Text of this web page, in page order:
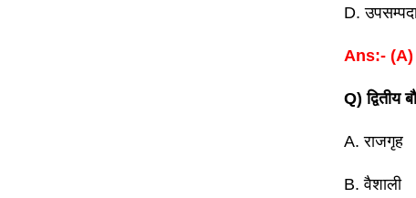
D.
Ans:- (A)
Q) द्वितीय
A. राजगृह
B. वैशाली